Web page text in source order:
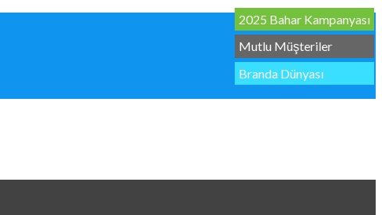
2025 Bahar Kampanyası
Mutlu Müşteriler
Branda Dünyası